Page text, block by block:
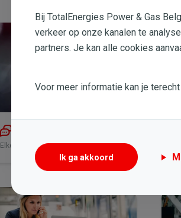
Elke werkdag van 8 uur tot 21:30 en zaterdag van 9 tot
Bij TotalEnergies Power & Gas
verkeer op onze kanalen te
partners. Je kan alle cookies
Voor meer informatie kan je
Ik ga akkoord